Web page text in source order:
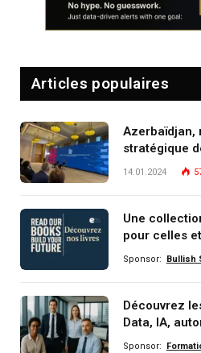
Articles populaires
Azerbaïdjan,
stratégique
14.01.2024
Une
pour celles
comprendre,
Sponsor: Bullish
Découvrez
Data, IA,
Sponsor: